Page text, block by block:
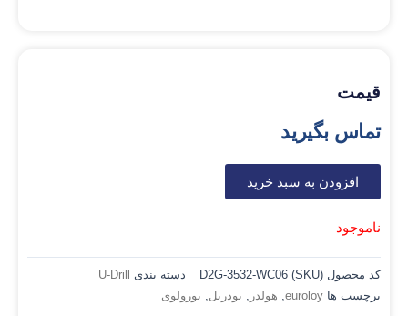
قیمت
تماس بگیرید
افزودن به سبد خرید
ناموجود
کد محصول (SKU) D2G-3532-WC06 دسته بندی U-Drill
برچسب ها euroloy هولدر یودریل یورولوی